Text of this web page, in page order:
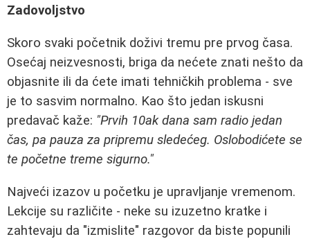
Zadovoljstvo
Skoro svaki početnik doživi tremu pre prvog časa.
Osećaj neizvesnosti, briga da nećete znati nešto da
objasnite ili da ćete imati tehničkih problema - sve
je to sasvim normalno. Kao što jedan iskusni
predavač kaže: "Prvih 10ak dana sam radio jedan
čas, pa pauza za pripremu sledećeg. Oslobodićete se
te početne treme sigurno."
Najveći izazov u početku je upravljanje vremenom.
Lekcije su različite - neke su izuzetno kratke i
zahtevaju da "izmislite" razgovor da biste popunili